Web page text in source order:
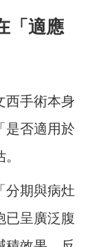
「適應
西手術本身
是否適用於
分期與病灶
已呈廣泛腹